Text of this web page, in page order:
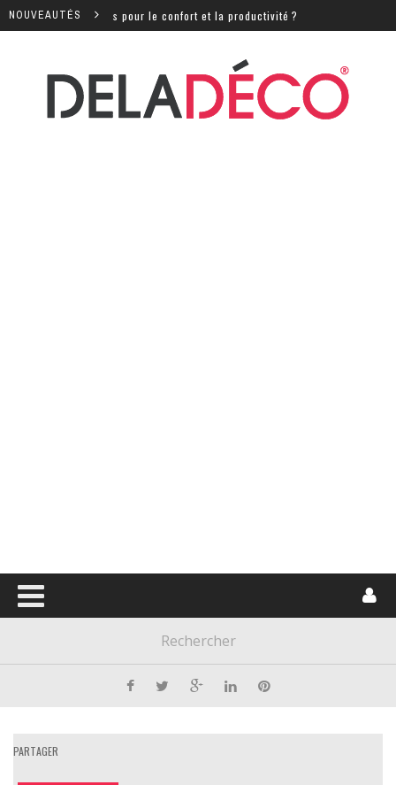
NOUVEAUTÉSpour le confort et la productivité ?
PARTAGER